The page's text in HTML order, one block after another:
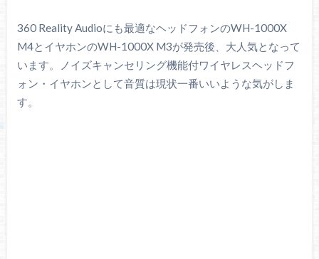
360 Reality Audioにも最適なヘッドフォンのWH-1000X
M4とイヤホンのWH-1000X M3が発売後、大人気となって
います。ノイズキャンセリング機能付ワイヤレスヘッドフ
ォン・イヤホンとして音質は現状一番いいような気がしま
す。